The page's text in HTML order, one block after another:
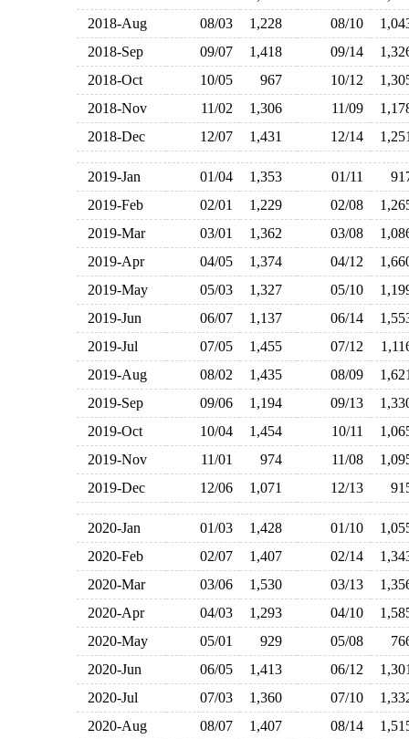
2018-Aug
08/03 1,228 08/10
2018-Sep
09/07 1,418 09/14
2018-Oct
10/05 967 10/12
2018-Nov
11/02 1,306 11/09
2018-Dec
12/07 1,431 12/14
2019-Jan 01/04 1,353 01/11
2019-Feb
02/01 1,229 02/08
2019-Mar
03/01 1,362 03/08
2019-Apr
04/05 1,374 04/12
2019-May
05/03 1,327 05/10
2019-Jun
06/07 1,137 06/14
2019-Jul
07/05 1,455 07/12
2019-Aug
08/02 1,435 08/09
2019-Sep
09/06 1,194 09/13
2019-Oct
10/04 1,454 10/11
2019-Nov
11/01 974 11/08
2019-Dec
12/06 1,071 12/13
2020-Jan 01/03 1,428 01/10
2020-Feb
02/07 1,407 02/14
2020-Mar
03/06 1,530 03/13
2020-Apr
04/03 1,293 04/10
2020-May
05/01 929 05/08
2020-Jun
06/05 1,413 06/12
2020-Jul
07/03 1,360 07/10
2020-Aug
08/07 1,407 08/14